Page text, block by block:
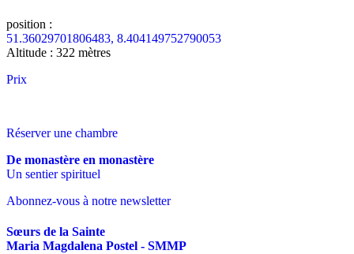
position :
51.36029701806483, 8.404149752790053
Altitude : 322 mètres
Prix
Réserver une chambre
De monastère en monastère
Un sentier spirituel
Abonnez-vous à notre newsletter
Sœurs de la Sainte
Maria Magdalena Postel - SMMP